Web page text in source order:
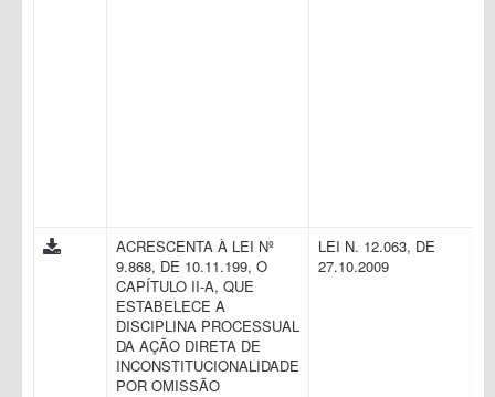
ACRESCENTA À LEI Nº
9.868, DE 10.11.199, O
CAPÍTULO II-A, QUE
ESTABELECE A
DISCIPLINA PROCESSUAL
DA AÇÃO DIRETA DE
INCONSTITUCIONALIDADE
POR OMISSÃO
LEI N. 12.063, DE
27.10.2009